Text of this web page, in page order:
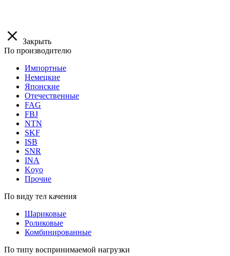
Закрыть
По производителю
Импортные
Немецкие
Японские
Отечественные
FAG
FBJ
NTN
SKF
ISB
SNR
INA
Koyo
Прочие
По виду тел качения
Шариковые
Роликовые
Комбинированные
По типу воспринимаемой нагрузки